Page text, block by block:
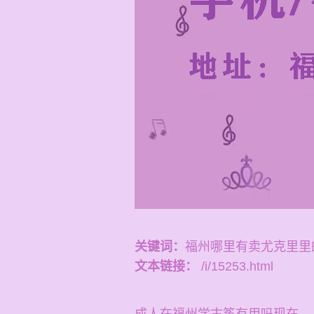
关键词： 福州哪里有卖尤克里里
文本链接：
/i/15253.html